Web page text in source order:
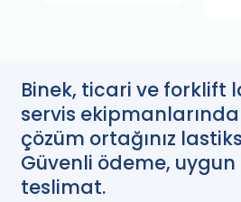
Binek, ticari ve forklift
servis
çözüm ortağınız
Güvenli ödeme, uygun
teslimat.